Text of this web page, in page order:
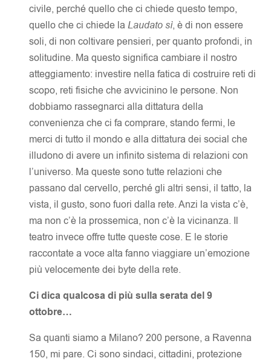
civile, perché quello che ci chiede questo tempo,
quello che ci chiede la Laudato sì, è di non essere
soli, di non coltivare pensieri, per quanto profondi, in
solitudine. Ma questo significa cambiare il nostro
atteggiamento: investire nella fatica di costruire reti di
scopo, reti fisiche che avvicinino le persone. Non
dobbiamo rassegnarci alla dittatura della
convenienza che ci fa comprare, stando fermi, le
merci di tutto il mondo e alla dittatura dei social che
illudono di avere un infinito sistema di relazioni con
l’universo. Ma queste sono tutte relazioni che
passano dal cervello, perché gli altri sensi, il tatto, la
vista, il gusto, sono fuori dalla rete. Anzi la vista c’è,
ma non c’è la prossemica, non c’è la vicinanza. Il
teatro invece offre tutte queste cose. E le storie
raccontate a voce alta fanno viaggiare un’emozione
più velocemente dei byte della rete.
Ci dica qualcosa di più sulla serata del 9
ottobre…
Sa quanti siamo a Milano? 200 persone, a Ravenna
150, mi pare. Ci sono sindaci, cittadini, protezione